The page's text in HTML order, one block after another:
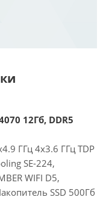
12Гб, DDR5
ГГц 4x3.6 ГГц TDP
SE-224,
WIFI D5,
SSD 500Гб